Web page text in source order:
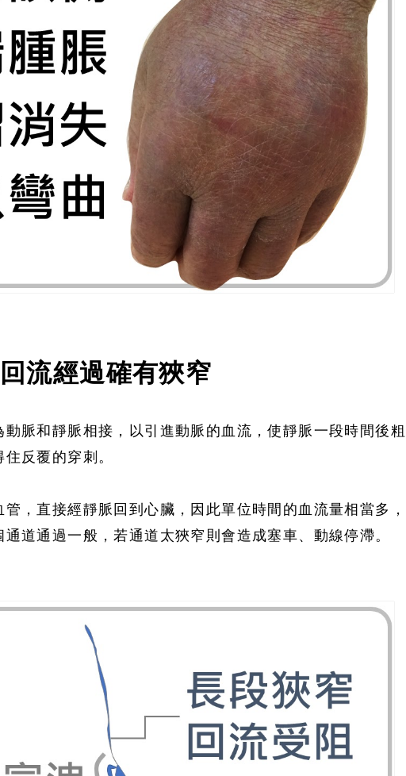
流經過確有狹窄
脈和靜脈相接，以引進動脈的血流，使靜脈一段時間後粗
反覆的穿刺。
，直接經靜脈回到心臟，因此單位時間的血流量相當多，
道通過一般，若通道太狹窄則會造成塞車、動線停滯。